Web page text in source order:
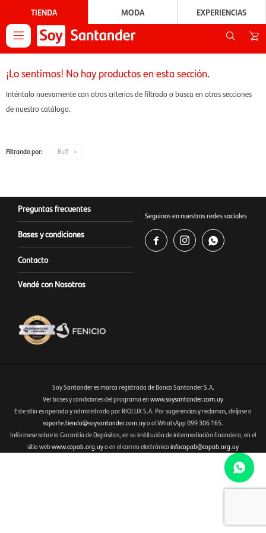
TIENDA MODA EXPERIENCIAS

¡Lo sentimos! No hay productos en esta sección.
Inténtalo nuevamente con otros criterios de filtrado o busca en otras secciones
de nuestro catálogo.
Filtrando por: Buff
Preguntas frecuentes
Bases y condiciones
Contacto
Vendé con Nosotros
Seguinos en nuestras redes sociales
  
Fenicio eCommerce Uruguay
Soy Santander es marca registrada de Banco Santander S.A.
Ver bases y condiciones del programa en www.soysantander.com.uy
Este sitio es operado y administrado por RIOLUX S.A. Por sugerencias y reclamos, diríjase a
soporte.tienda@soysantander.com.uyo al WhatsApp 099 306 165.
Infórmese sobre la Garantía de Depósitos, en su institución de intermediación financiera, en el
sitio webwww.copab.org.uyo en el correo electrónicoinfocopab@copab.org.uy